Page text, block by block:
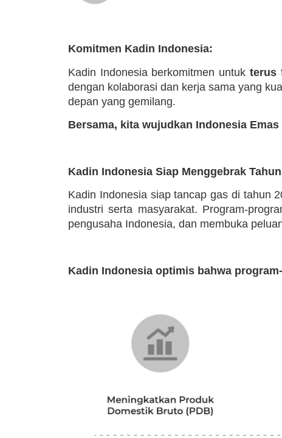
Komitmen Kadin Indonesia:
Kadin Indonesia berkomitmen untuk terus
dengan kolaborasi dan kerja sama yang
depan yang gemilang.
Bersama, kita wujudkan Indonesia Emas
Kadin Indonesia Siap Menggebrak
Kadin Indonesia siap tancap gas di tahun
industri serta masyarakat. Program-
pengusaha Indonesia, dan membuka
Kadin Indonesia optimis bahwa